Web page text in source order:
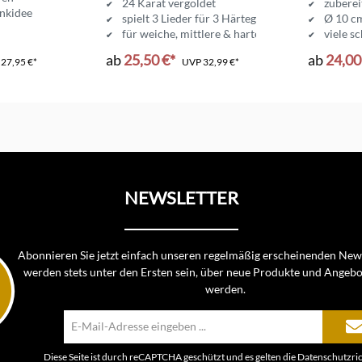
27,95 €*
spielt 3 Lieder für 3 Härtegrade
für weiche, mittlere & harte Eier
ab25,50 €* UVP32,99 €*
Ø 10
viele
ab
NEWSLETTER
Abonnieren Sie jetzt einfach unseren regelmäßig erscheinenden
werden stets unter den Ersten sein, über neue Produkte und
werden.
Mail-
Adresse*
Diese Seite ist durch reCAPTCHA geschützt und es gelten die